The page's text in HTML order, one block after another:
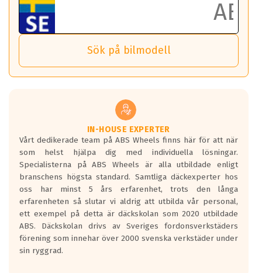
till G för rullmotstånd.
Ett klass A däck kommer ha 6,5% bättre
bränsleförbrukning än ett klass G däck.
Det betyder att om man kör 10,000 km,
så sparar man 50 liter bränsle med ett
underlaget, vilken rutt du kör, samt
vilken körstil du använder.
Våtgrepp egenskaper:
Betygsskalan är satt A till F. Där A påvisar
den kortaste bromssträckan och F är den
längsta.
Inga D eller G betyg delas ut för
personbilar och lätta lastbilar.
Betyget sätts efter ett test där däcken
skall bromsa in på en väg där det ligger
0.5-1.5 mm vatten.
I 80km/h kommer skillnaden på
Sök på bilmodell
IN-HOUSE EXPERTER
Vårt dedikerade team på ABS Wheels finns här för att när
som helst hjälpa dig med individuella lösningar.
Specialisterna på ABS Wheels är alla utbildade enligt
branschens högsta standard. Samtliga däckexperter hos
oss har minst 5 års erfarenhet, trots den långa
erfarenheten så slutar vi aldrig att utbilda vår personal,
ett exempel på detta är däckskolan som 2020 utbildade
ABS. Däckskolan drivs av Sveriges fordonsverkstäders
förening som innehar över 2000 svenska verkstäder under
sin ryggrad.